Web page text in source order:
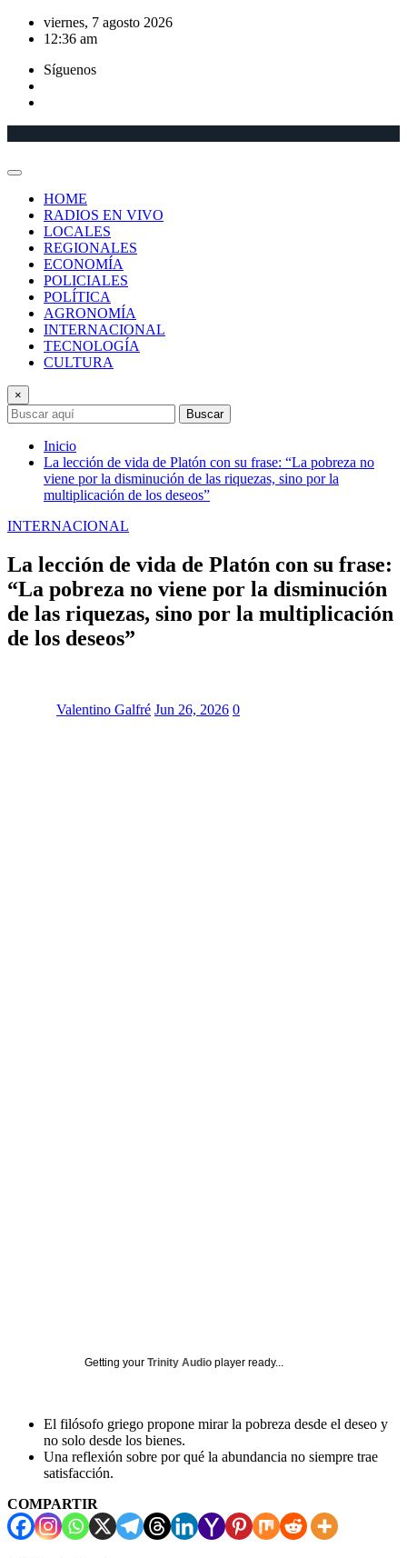
Saltar
viernes, 7 agosto 2026
12:36 am
Síguenos
HOME
RADIOS EN VIVO
LOCALES
REGIONALES
ECONOMÍA
POLICIALES
POLÍTICA
AGRONOMÍA
INTERNACIONAL
TECNOLOGÍA
CULTURA
×
Buscar
Inicio
La lección de vida de Platón con su frase: “La pobreza no
viene por la disminución de las riquezas, sino por la
multiplicación de los deseos”
INTERNACIONAL
La lección de vida de Platón con su frase:
“La pobreza no viene por la disminución
de las riquezas, sino por la multiplicación
de los deseos”
Valentino Galfré Jun 26, 2026 0
Getting your Trinity Audio player ready...
El filósofo griego propone mirar la pobreza desde el deseo y
no solo desde los bienes.
Una reflexión sobre por qué la abundancia no siempre trae
satisfacción.
COMPARTIR